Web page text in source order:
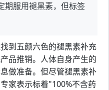
期服用褪黑素，但标签
到五颜六色的褪黑素补充
品推销。人体自身产生的
做准备。但尽管褪黑素补
家表示标着"100%不含药